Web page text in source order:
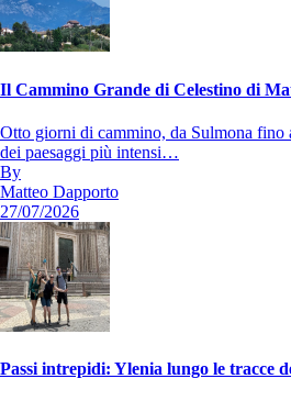
Il Cammino Grande di Celestino di
Otto giorni di cammino, da Sulmona fino
dei paesaggi più intensi…
By
Matteo Dapporto
27/07/2026
Passi intrepidi: Ylenia lungo le tracce